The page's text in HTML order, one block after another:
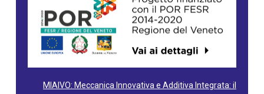
MIAIVO: Meccanica Innovativa e Additiva Integrata: il